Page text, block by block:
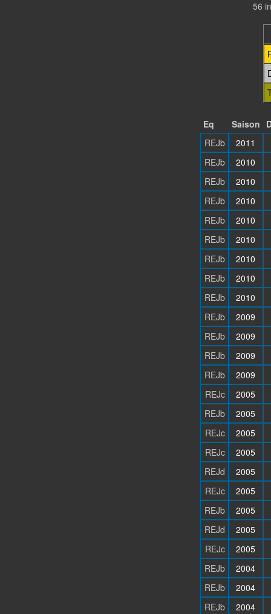
56
Eq Saison
REJb
2011
REJb
2010
REJb
2010
REJb
2010
REJb
2010
REJb
2010
REJb
2010
REJb
2010
REJb
2010
REJb
2009
REJb
2009
REJb
2009
REJb
2009
REJc
2005
REJb
2005
REJc
2005
REJc
2005
REJd
2005
REJc
2005
REJb
2005
REJd
2005
REJc
2005
REJb
2004
REJb
2004
REJb
2004